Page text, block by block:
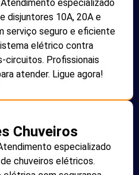
especializado
disjuntores 10A, 20A e
serviço seguro e eficiente
elétrico contra
circuitos. Profissionais
atender. Ligue agora!
Chuveiros
especializado
chuveiros elétricos.